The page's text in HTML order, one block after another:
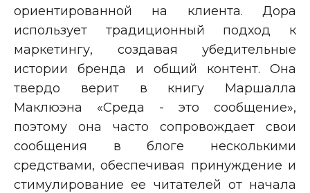
ориентированной на клиента. Дора
использует традиционный подход к
маркетингу, создавая убедительные
истории бренда и общий контент. Она
твердо верит в книгу Маршалла
Маклюэна «Среда - это сообщение»,
поэтому она часто сопровождает свои
сообщения в блоге несколькими
средствами, обеспечивая принуждение и
стимулирование ее читателей от начала